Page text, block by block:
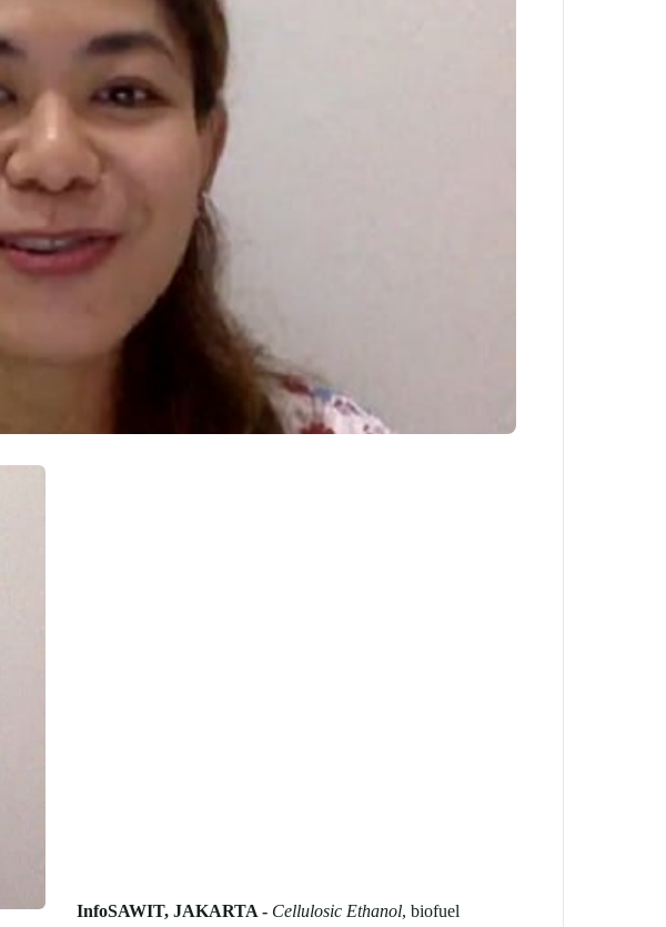
InfoSAWIT, JAKARTA - Cellulosic Ethanol, biofuel